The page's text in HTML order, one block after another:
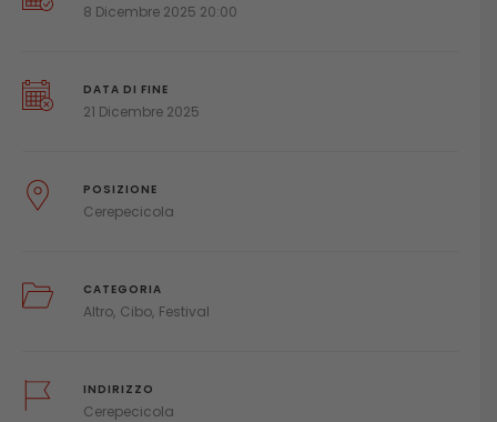
8 Dicembre 2025 20:00
DATA DI FINE
21 Dicembre 2025
POSIZIONE
Cerepecicola
CATEGORIA
Altro Cibo Festival
INDIRIZZO
Cerepecicola